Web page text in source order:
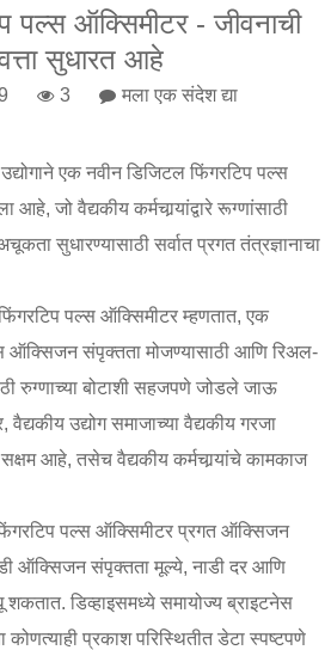
पल्स ऑक्सिमीटर - जीवनाची
सुधारत आहे
3 मला एक संदेश द्या
एक नवीन डिजिटल फिंगरटिप पल्स
जो वैद्यकीय कर्मचार्‍यांद्वारे रूग्णांसाठी
सुधारण्यासाठी सर्वात प्रगत तंत्रज्ञानाचा
पल्स ऑक्सिमीटर म्हणतात, एक
संपृक्तता मोजण्यासाठी आणि रिअल-
रुग्णाच्या बोटाशी सहजपणे जोडले जाऊ
उद्योग समाजाच्या वैद्यकीय गरजा
आहे, तसेच वैद्यकीय कर्मचार्‍यांचे कामकाज
पल्स ऑक्सिमीटर प्रगत ऑक्सिजन
ऑक्सिजन संपृक्तता मूल्ये, नाडी दर आणि
शकतात. डिव्हाइसमध्ये समायोज्य ब्राइटनेस
प्रकाश परिस्थितीत डेटा स्पष्टपणे